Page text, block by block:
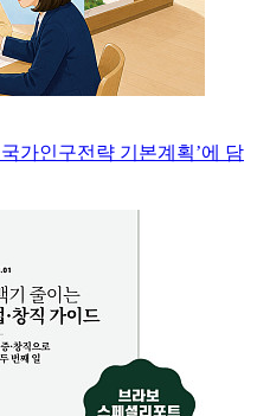
가인구전략 기본계획’에 담